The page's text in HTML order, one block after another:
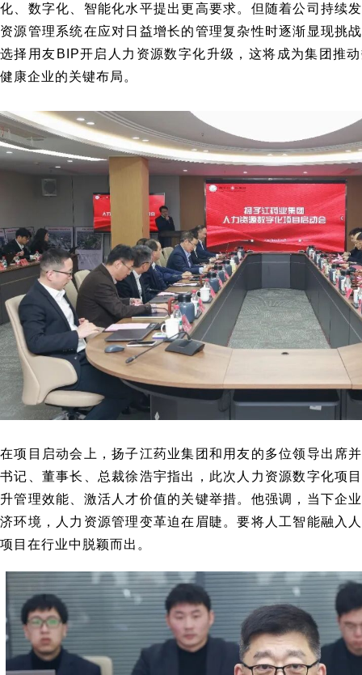
化、数字化、智能化水平提出更高要求。但随着公司持续
资源管理系统在应对日益增长的管理复杂性时逐渐显现挑
选择用友BIP开启人力资源数字化升级，这将成为集团推
健康企业的关键布局。
在项目启动会上，扬子江药业集团和用友的多位领导出席
书记、董事长、总裁徐浩宇指出，此次人力资源数字化项
升管理效能、激活人才价值的关键举措。他强调，当下企
济环境，人力资源管理变革迫在眉睫。要将人工智能融入
项目在行业中脱颖而出。